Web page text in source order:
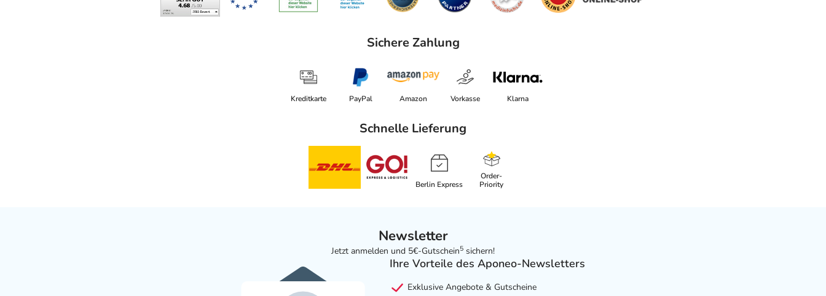
Sichere Zahlung
Kreditkarte PayPal Amazon Vorkasse Klarna
Schnelle Lieferung
Berlin Express
Order-
Priority
Newsletter
Jetzt anmelden und 5€-Gutschein5 sichern!
Ihre Vorteile des Aponeo-Newsletters
Exklusive Angebote & Gutscheine